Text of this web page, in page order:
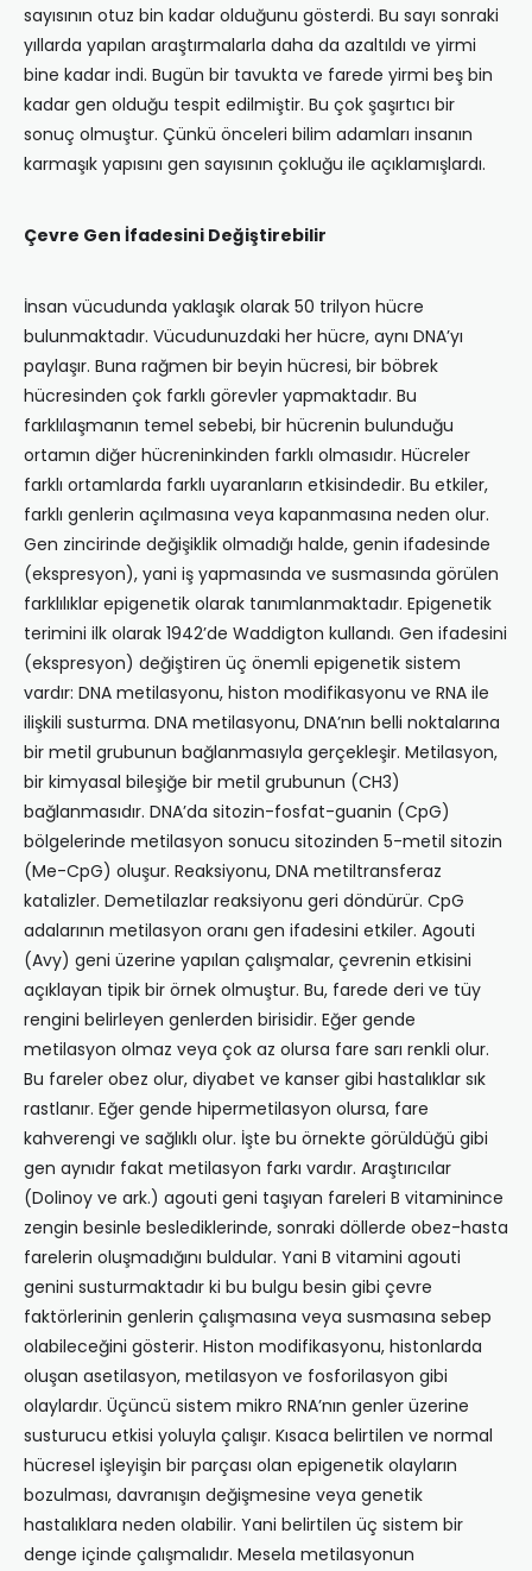
sayısının otuz bin kadar olduğunu gösterdi. Bu sayı sonraki
yıllarda yapılan araştırmalarla daha da azaltıldı ve yirmi
bine kadar indi. Bugün bir tavukta ve farede yirmi beş bin
kadar gen olduğu tespit edilmiştir. Bu çok şaşırtıcı bir
sonuç olmuştur. Çünkü önceleri bilim adamları insanın
karmaşık yapısını gen sayısının çokluğu ile açıklamışlardı.
Çevre Gen İfadesini Değiştirebilir
İnsan vücudunda yaklaşık olarak 50 trilyon hücre
bulunmaktadır. Vücudunuzdaki her hücre, aynı DNA’yı
paylaşır. Buna rağmen bir beyin hücresi, bir böbrek
hücresinden çok farklı görevler yapmaktadır. Bu
farklılaşmanın temel sebebi, bir hücrenin bulunduğu
ortamın diğer hücreninkinden farklı olmasıdır. Hücreler
farklı ortamlarda farklı uyaranların etkisindedir. Bu etkiler,
farklı genlerin açılmasına veya kapanmasına neden olur.
Gen zincirinde değişiklik olmadığı halde, genin ifadesinde
(ekspresyon), yani iş yapmasında ve susmasında görülen
farklılıklar epigenetik olarak tanımlanmaktadır. Epigenetik
terimini ilk olarak 1942’de Waddigton kullandı. Gen ifadesini
(ekspresyon) değiştiren üç önemli epigenetik sistem
vardır: DNA metilasyonu, histon modifikasyonu ve RNA ile
ilişkili susturma. DNA metilasyonu, DNA’nın belli noktalarına
bir metil grubunun bağlanmasıyla gerçekleşir. Metilasyon,
bir kimyasal bileşiğe bir metil grubunun (CH3)
bağlanmasıdır. DNA’da sitozin-fosfat-guanin (CpG)
bölgelerinde metilasyon sonucu sitozinden 5-metil sitozin
(Me-CpG) oluşur. Reaksiyonu, DNA metiltransferaz
katalizler. Demetilazlar reaksiyonu geri döndürür. CpG
adalarının metilasyon oranı gen ifadesini etkiler. Agouti
(Avy) geni üzerine yapılan çalışmalar, çevrenin etkisini
açıklayan tipik bir örnek olmuştur. Bu, farede deri ve tüy
rengini belirleyen genlerden birisidir. Eğer gende
metilasyon olmaz veya çok az olursa fare sarı renkli olur.
Bu fareler obez olur, diyabet ve kanser gibi hastalıklar sık
rastlanır. Eğer gende hipermetilasyon olursa, fare
kahverengi ve sağlıklı olur. İşte bu örnekte görüldüğü gibi
gen aynıdır fakat metilasyon farkı vardır. Araştırıcılar
(Dolinoy ve ark.) agouti geni taşıyan fareleri B vitaminince
zengin besinle beslediklerinde, sonraki döllerde obez-hasta
farelerin oluşmadığını buldular. Yani B vitamini agouti
genini susturmaktadır ki bu bulgu besin gibi çevre
faktörlerinin genlerin çalışmasına veya susmasına sebep
olabileceğini gösterir. Histon modifikasyonu, histonlarda
oluşan asetilasyon, metilasyon ve fosforilasyon gibi
olaylardır. Üçüncü sistem mikro RNA’nın genler üzerine
susturucu etkisi yoluyla çalışır. Kısaca belirtilen ve normal
hücresel işleyişin bir parçası olan epigenetik olayların
bozulması, davranışın değişmesine veya genetik
hastalıklara neden olabilir. Yani belirtilen üç sistem bir
denge içinde çalışmalıdır. Mesela metilasyonun